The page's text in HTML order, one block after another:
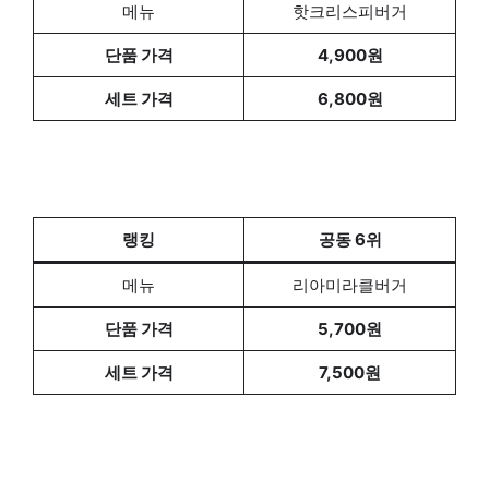
메뉴 핫크리스피버거
단품 가격 4,900원
세트 가격 6,800원
랭킹 공동 6위
메뉴 리아미라클버거
단품 가격 5,700원
세트 가격 7,500원